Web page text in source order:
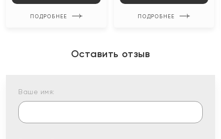
ПОДРОБНЕЕ ПОДРОБНЕЕ
Оставить отзыв
Ваше имя: